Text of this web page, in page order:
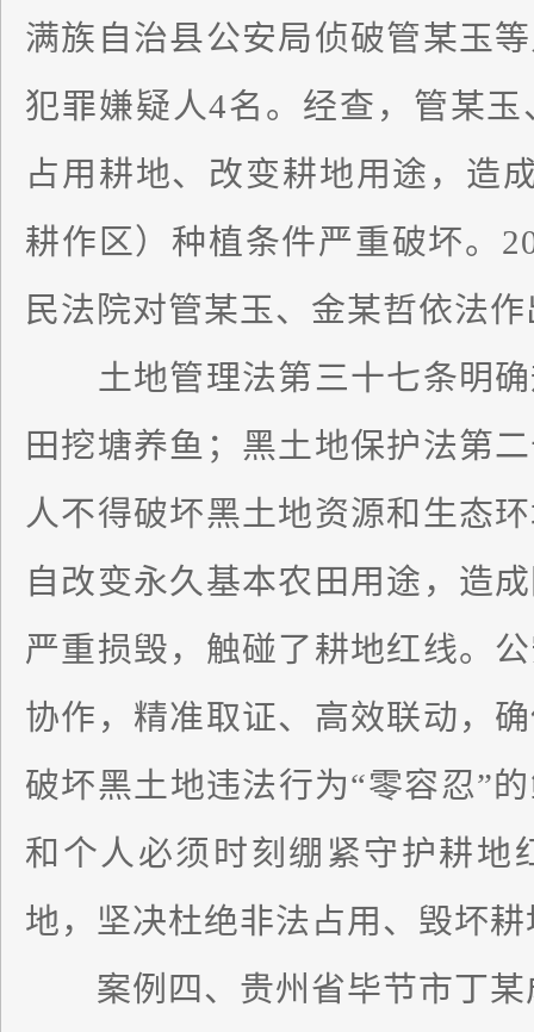
满族自治县公安局侦破管某玉
犯罪嫌疑人4名。经查，管某
占用耕地、改变耕地用途，造
耕作区）种植条件严重破坏。
民法院对管某玉、金某哲依法
土地管理法第三十七条明确
田挖塘养鱼；黑土地保护法第
人不得破坏黑土地资源和生态
自改变永久基本农田用途，造
严重损毁，触碰了耕地红线。
协作，精准取证、高效联动，
破坏黑土地违法行为“零容忍”
和个人必须时刻绷紧守护耕地
地，坚决杜绝非法占用、毁坏
案例四、贵州省毕节市丁某